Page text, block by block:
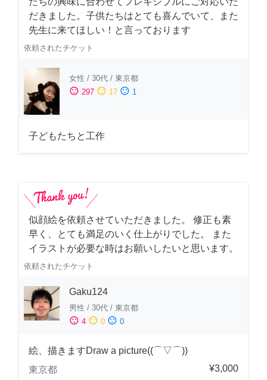
だきました。子供たちはとても喜んでいて、また
先生に来てほしい！と言っております
依頼されたチケット
女性 / 30代 / 東京都
sentiment_satisfied 297 sentiment_neutral 17 sentiment_dissatisfied 1
子どもたちと工作
似顔絵を依頼させていただきました。 修正も素
早く、とても満足のいく仕上がりでした。 また
イラストが必要な時はお願いしたいと思います。
依頼されたチケット
Gaku124
男性 / 30代 / 東京都
sentiment_satisfied 4 sentiment_neutral 0 sentiment_dissatisfied 0
絵、描きますDraw a picture((⌒▽⌒))
東京都
¥3,000